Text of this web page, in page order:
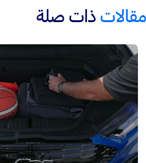
مقالات ذات صلة